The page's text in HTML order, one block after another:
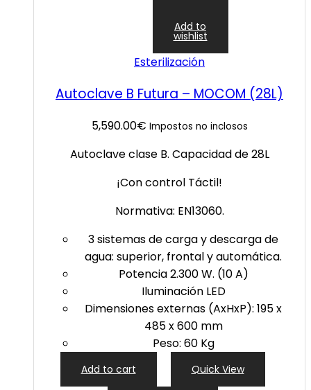
Add to
wishlist
Esterilización
Autoclave B Futura – MOCOM (28L)
5,590.00€ Impostos no inclosos
Autoclave clase B. Capacidad de 28L
¡Con control Táctil!
Normativa: EN13060.
3 sistemas de carga y descarga de
agua: superior, frontal y automática.
Potencia 2.300 W. (10 A)
Iluminación LED
Dimensiones externas (AxHxP): 195 x
485 x 600 mm
Peso: 60 Kg
Add to cart Quick View